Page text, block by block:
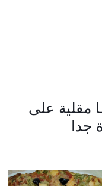
جدا